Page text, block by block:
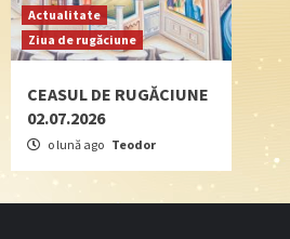
Actualitate
Ziua de rugăciune
CEASUL DE RUGĂCIUNE
02.07.2026
o lună ago Teodor